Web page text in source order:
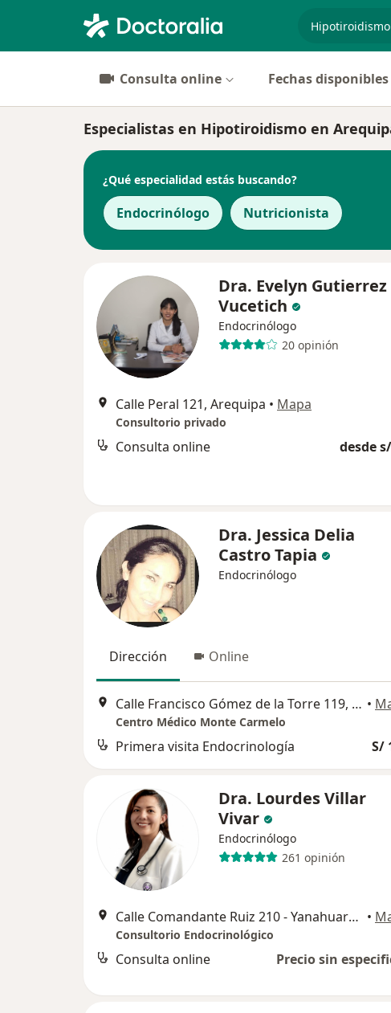
Consulta online Fechas disponibles
Especialistas en Hipotiroidismo en
¿Qué especialidad estás buscando?
Endocrinólogo Nutricionista
Dra. Evelyn Gutierrez
Vucetich
Endocrinólogo
20 opinión
Calle Peral 121, Arequipa • Mapa
Consultorio privado
Consulta online desde
Dra. Jessica Delia
Castro Tapia
Endocrinólogo
Dirección Online
Calle Francisco Gómez de la Torre 119, Urb. Victoria, Arequipa, Arequipa •
Centro Médico Monte Carmelo
Primera visita Endocrinología S/
Dra. Lourdes Villar
Vivar
Endocrinólogo
261 opinión
Calle Comandante Ruiz 210 - Yanahuara, Arequipa •
Consultorio Endocrinológico
Consulta online Precio sin